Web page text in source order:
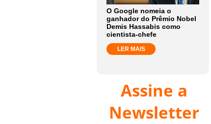
O Google nomeia o
ganhador do Prêmio Nobel
Demis Hassabis como
cientista-chefe
LER MAIS
Assine a
Newsletter